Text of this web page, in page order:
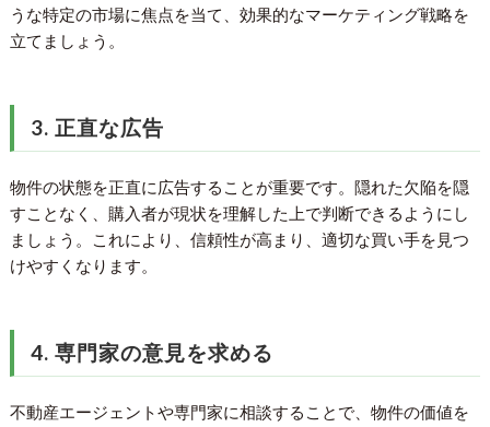
うな特定の市場に焦点を当て、効果的なマーケティング戦略を
立てましょう。
3. 正直な広告
物件の状態を正直に広告することが重要です。隠れた欠陥を隠
すことなく、購入者が現状を理解した上で判断できるようにし
ましょう。これにより、信頼性が高まり、適切な買い手を見つ
けやすくなります。
4. 専門家の意見を求める
不動産エージェントや専門家に相談することで、物件の価値を